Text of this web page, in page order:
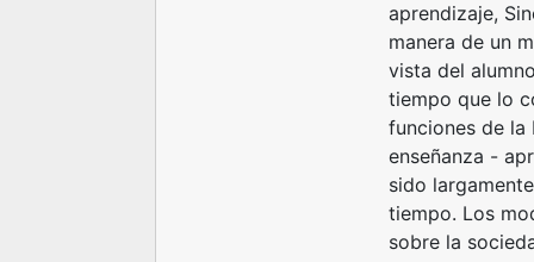
aprendizaje,
manera de un
vista del
tiempo que lo
funciones de la
enseñanza -
sido
tiempo. Los
sobre la